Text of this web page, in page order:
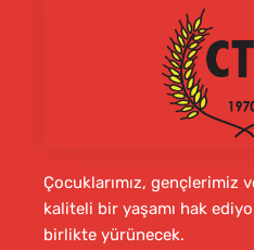
Çocuklarımız, gençlerimiz
kaliteli bir yaşamı hak
birlikte yürünecek.